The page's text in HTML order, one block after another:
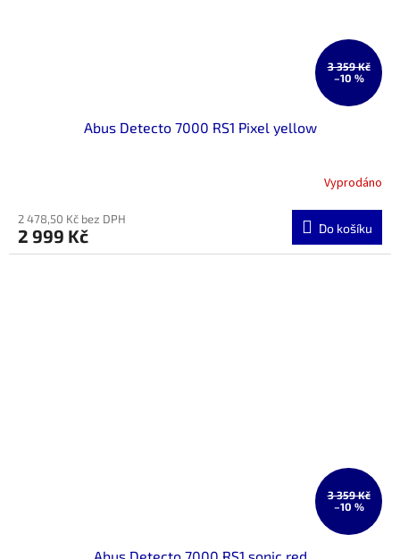
3 359 Kč
–10 %
Abus Detecto 7000 RS1 Pixel yellow
Vyprodáno
2 478,50 Kč bez DPH
2 999 Kč Do košíku
3 359 Kč
–10 %
Abus Detecto 7000 RS1 sonic red